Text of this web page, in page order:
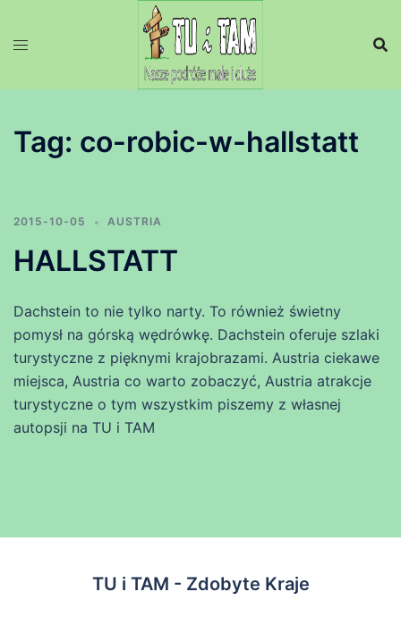
Tag: co-robic-w-hallstatt
2015-10-05 AUSTRIA
HALLSTATT
Dachstein to nie tylko narty. To również świetny
pomysł na górską wędrówkę. Dachstein oferuje szlaki
turystyczne z pięknymi krajobrazami. Austria ciekawe
miejsca, Austria co warto zobaczyć, Austria atrakcje
turystyczne o tym wszystkim piszemy z własnej
autopsji na TU i TAM
TU i TAM - Zdobyte Kraje